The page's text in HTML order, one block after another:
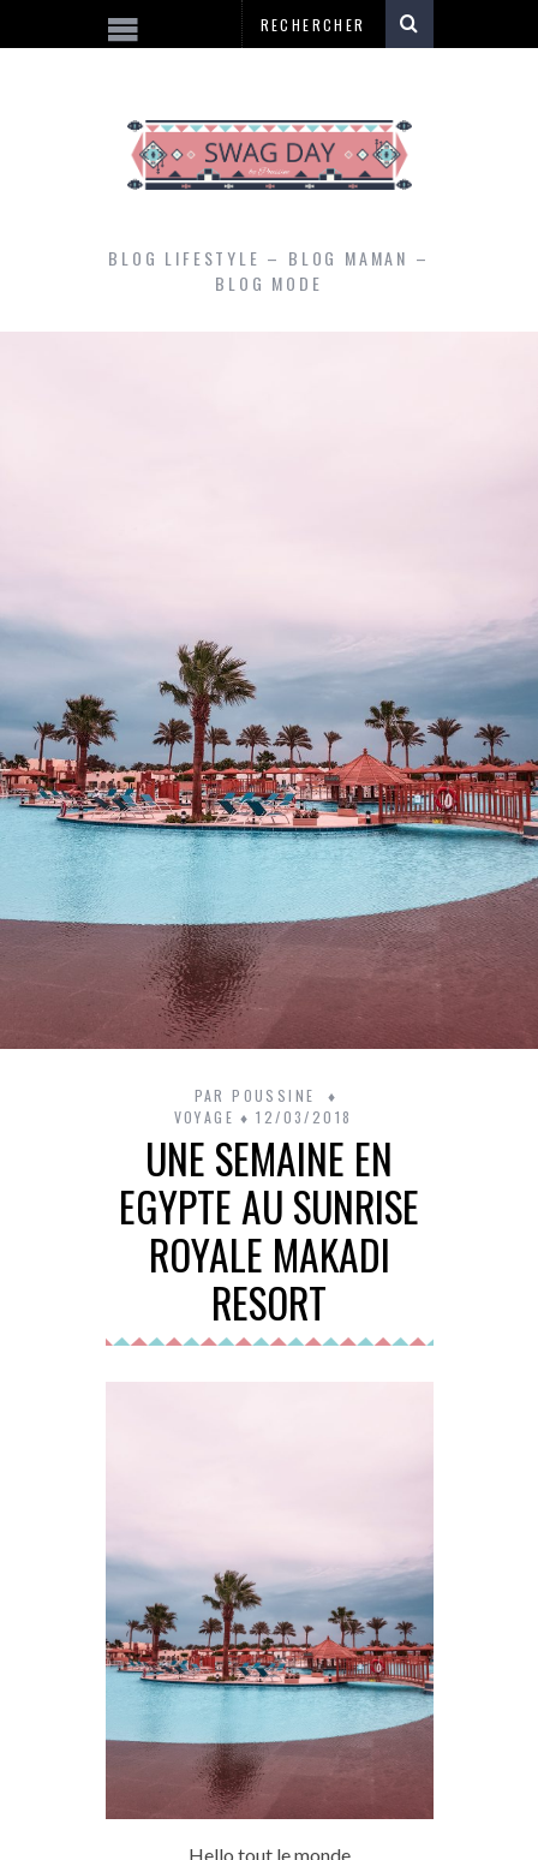
BLOG LIFESTYLE – BLOG MAMAN –
BLOG MODE
PAR POUSSINE
VOYAGE
12/03/2018
UNE SEMAINE EN
EGYPTE AU SUNRISE
ROYALE MAKADI
RESORT
Hello tout le monde